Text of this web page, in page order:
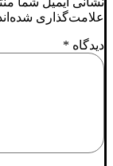
علامت‌گذاری
دیدگاه *